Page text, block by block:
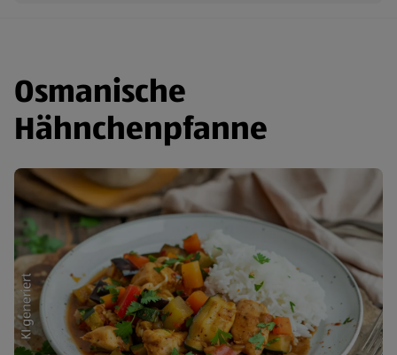
Osmanische
Hähnchenpfanne